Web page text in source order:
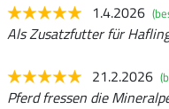
1.4.2026
Als Zusatzfutter für
21.2.2026
Pferd fressen die